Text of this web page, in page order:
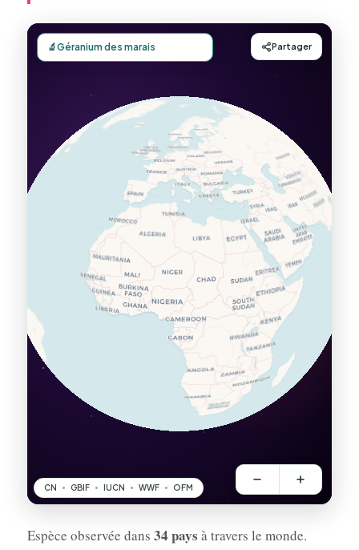
Espèce observée dans 34 pays à travers le monde.